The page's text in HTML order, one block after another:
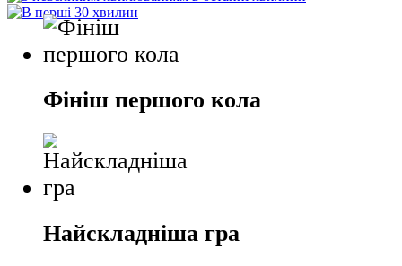
Фініш першого кола
Найскладніша гра